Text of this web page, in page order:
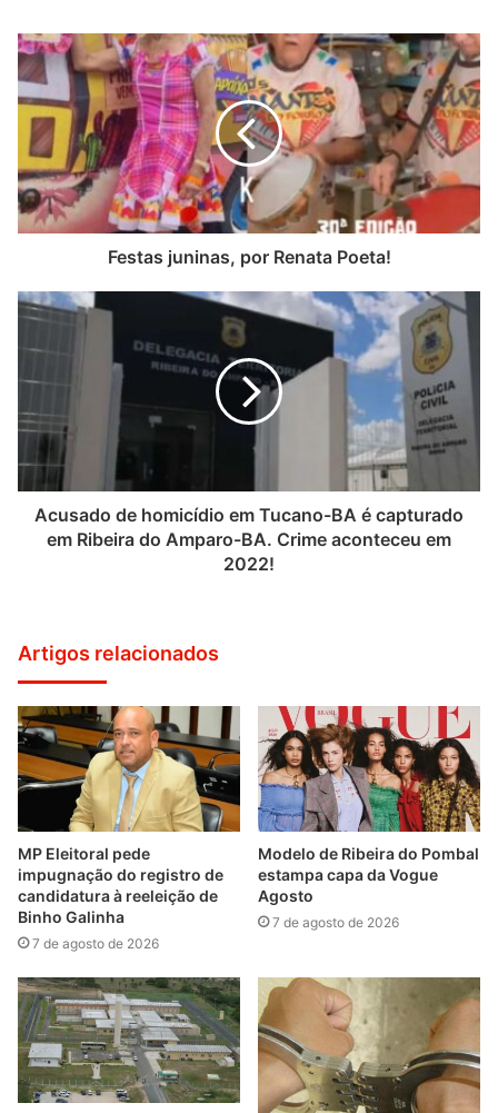
Festas juninas, por Renata Poeta!
Acusado de homicídio em Tucano-BA é capturado
em Ribeira do Amparo-BA. Crime aconteceu em
2022!
Artigos relacionados
MP Eleitoral pede
impugnação do registro de
candidatura à reeleição de
Binho Galinha
7 de agosto de 2026
Modelo de Ribeira do Pombal
estampa capa da Vogue
Agosto
7 de agosto de 2026